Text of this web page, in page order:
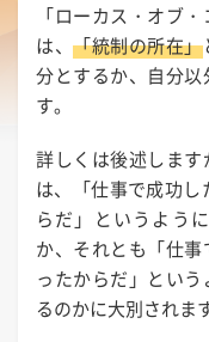
「ローカス・オブ
は、「統制の所在」
分とするか、自分
す。
詳しくは後述しま
は、「仕事で成功
らだ」というよう
か、それとも「仕
ったからだ」とい
るのかに大別されま